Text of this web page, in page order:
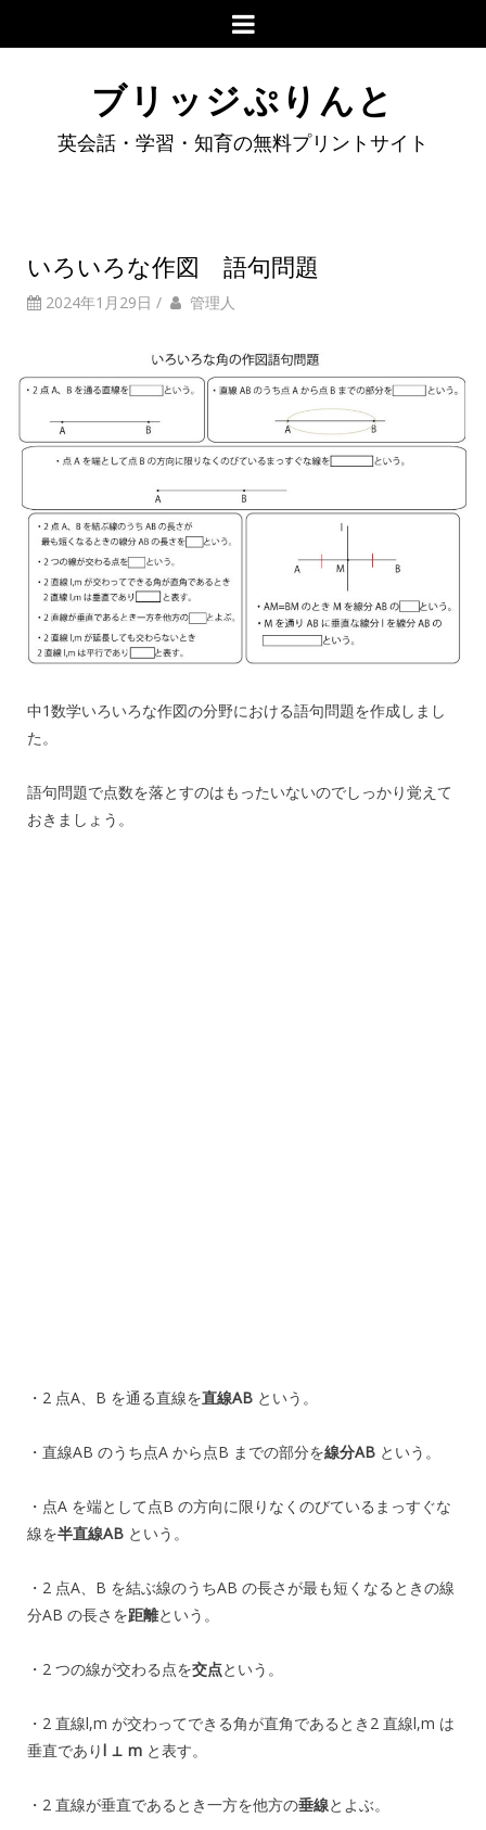
ブリッジぷりんと
英会話・学習・知育の無料プリントサイト
いろいろな作図 語句問題
2024年1月29日 / 管理人
中1数学いろいろな作図の分野における語句問題を作成しまし
た。
語句問題で点数を落とすのはもったいないのでしっかり覚えて
おきましょう。
・2 点A、B を通る直線を直線AB という。
・直線AB のうち点A から点B までの部分を線分AB という。
・点A を端として点B の方向に限りなくのびているまっすぐな
線を半直線AB という。
・2 点A、B を結ぶ線のうちAB の長さが最も短くなるときの線
分AB の長さを距離という。
・2 つの線が交わる点を交点という。
・2 直線l,m が交わってできる角が直角であるとき2 直線l,m は
垂直でありl ⊥ m と表す。
・2 直線が垂直であるとき一方を他方の垂線とよぶ。